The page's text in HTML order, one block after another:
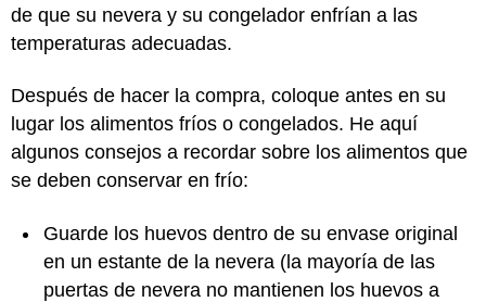
de que su nevera y su congelador enfrían a las
temperaturas adecuadas.
Después de hacer la compra, coloque antes en su
lugar los alimentos fríos o congelados. He aquí
algunos consejos a recordar sobre los alimentos que
se deben conservar en frío:
Guarde los huevos dentro de su envase original
en un estante de la nevera (la mayoría de las
puertas de nevera no mantienen los huevos a